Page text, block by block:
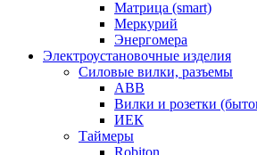
Матрица (smart)
Меркурий
Энергомера
Электроустановочные изделия
Силовые вилки, разъемы
ABB
Вилки и розетки
ИЕК
Таймеры
Robiton